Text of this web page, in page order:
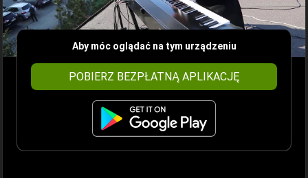
Aby móc oglądać na tym urządzeniu
POBIERZ BEZPŁATNĄ APLIKACJĘ